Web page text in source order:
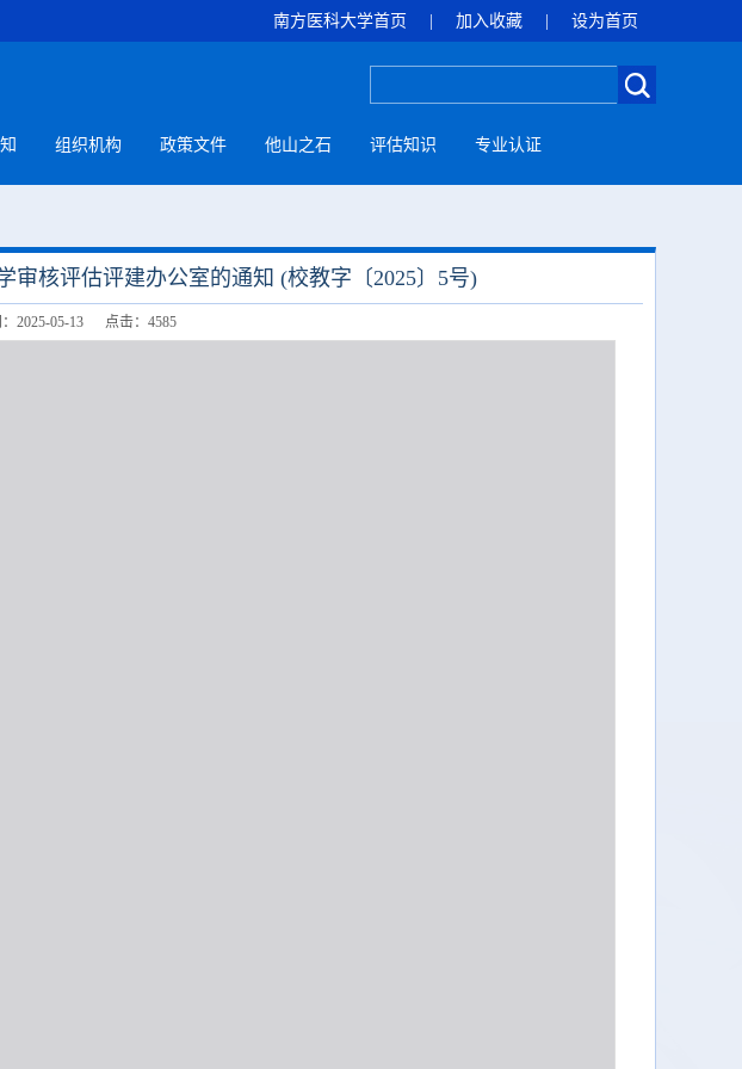
南方医科大学首页 加入收藏 设为首页
组织机构 政策文件 他山之石 评估知识 专业认证
审核评估评建办公室的通知 (校教字〔2025〕5号)
：2025-05-13 点击： 4585